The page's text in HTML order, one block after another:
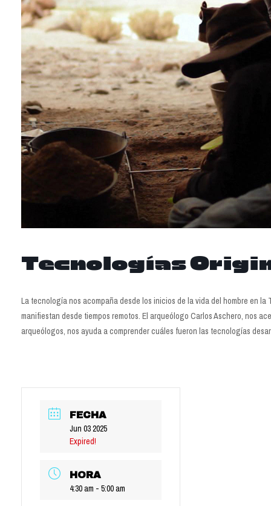
Tecnologías
La tecnología nos acompaña desde los inicios de la vida del hombre en
manifiestan desde tiempos remotos. El arqueólogo Carlos Aschero, nos
arqueólogos, nos ayuda a comprender cuáles fueron las tecnologías
FECHA
Jun 03 2025
Expired!
HORA
4:30 am - 5:00 am